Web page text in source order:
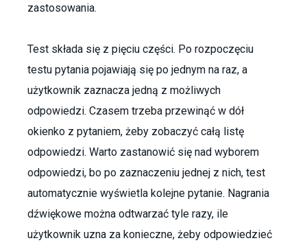
zastosowania.
Test składa się z pięciu części. Po rozpoczęciu
testu pytania pojawiają się po jednym na raz, a
użytkownik zaznacza jedną z możliwych
odpowiedzi. Czasem trzeba przewinąć w dół
okienko z pytaniem, żeby zobaczyć całą listę
odpowiedzi. Warto zastanowić się nad wyborem
odpowiedzi, bo po zaznaczeniu jednej z nich, test
automatycznie wyświetla kolejne pytanie. Nagrania
dźwiękowe można odtwarzać tyle razy, ile
użytkownik uzna za konieczne, żeby odpowiedzieć